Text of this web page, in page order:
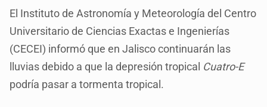
El Instituto de Astronomía y Meteorología del Centro
Universitario de Ciencias Exactas e Ingenierías
(CECEI) informó que en Jalisco continuarán las
lluvias debido a que la depresión tropical Cuatro-E
podría pasar a tormenta tropical.